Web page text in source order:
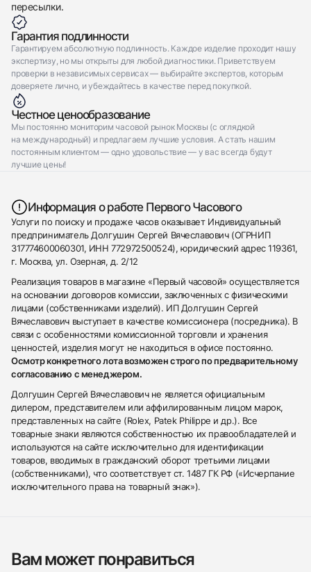
пересылки.
Гарантия подлинности
Гарантируем абсолютную подлинность. Каждое изделие проходит нашу
экспертизу, но мы открыты для любой диагностики. Приветствуем
проверки в независимых сервисах — выбирайте экспертов, которым
доверяете лично, и убеждайтесь в качестве перед покупкой.
Честное ценообразование
Мы постоянно мониторим часовой рынок Москвы (с оглядкой
на международный) и предлагаем лучшие условия. А стать нашим
постоянным клиентом — одно удовольствие — у вас всегда будут
лучшие цены!
Информация о работе Первого Часового
Услуги по поиску и продаже часов оказывает Индивидуальный
предприниматель Долгушин Сергей Вячеславович (ОГРНИП
317774600060301, ИНН 772972500524), юридический адрес 119361,
г. Москва, ул. Озерная, д. 2/12
Реализация товаров в магазине «Первый часовой» осуществляется
на основании договоров комиссии, заключенных с физическими
лицами (собственниками изделий). ИП Долгушин Сергей
Вячеславович выступает в качестве комиссионера (посредника). В
связи с особенностями комиссионной торговли и хранения
ценностей, изделия могут не находиться в офисе постоянно.
Осмотр конкретного лота возможен строго по предварительному
согласованию с менеджером.
Долгушин Сергей Вячеславович не является официальным
дилером, представителем или аффилированным лицом марок,
представленных на сайте (Rolex, Patek Philippe и др.). Все
товарные знаки являются собственностью их правообладателей и
используются на сайте исключительно для идентификации
товаров, вводимых в гражданский оборот третьими лицами
(собственниками), что соответствует ст. 1487 ГК РФ («Исчерпание
исключительного права на товарный знак»).
Вам может понравиться